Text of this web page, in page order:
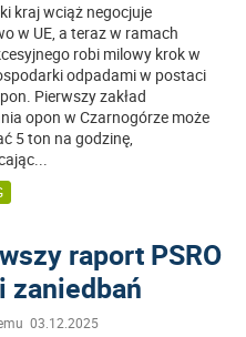
kraj wciąż negocjuje
w UE, a teraz w ramach
robi milowy krok w
odpadami w postaci
Pierwszy zakład
opon w Czarnogórze może
5 ton na godzinę,
...
raport PSRO
zaniedbań
03.12.2025